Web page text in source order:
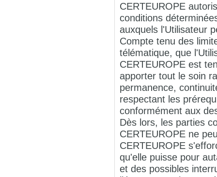
CERTEUROPE
conditions
auxquels l'Utilisateur
Compte tenu des
télématique, que
CERTEUROPE est
apporter tout le soin
permanence,
respectant les
conformément aux
Dès lors, les parties
CERTEUROPE ne
CERTEUROPE
qu'elle puisse pour
et des possibles